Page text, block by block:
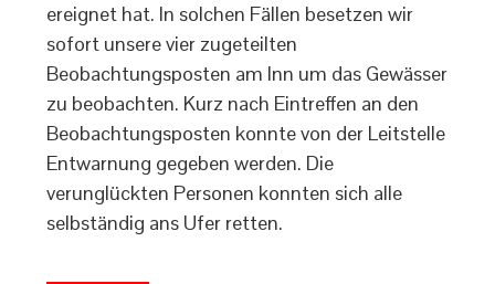
ereignet hat. In solchen Fällen besetzen wir
sofort unsere vier zugeteilten
Beobachtungsposten am Inn um das Gewässer
zu beobachten. Kurz nach Eintreffen an den
Beobachtungsposten konnte von der Leitstelle
Entwarnung gegeben werden. Die
verunglückten Personen konnten sich alle
selbständig ans Ufer retten.